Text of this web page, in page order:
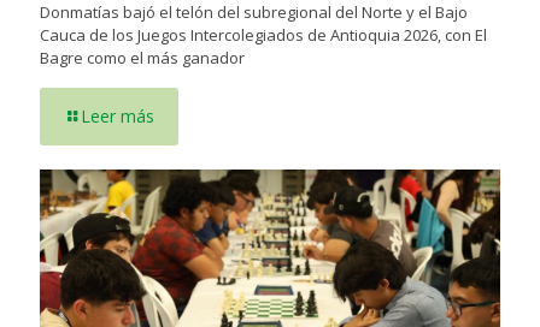
Donmatías bajó el telón del subregional del Norte y el Bajo
Cauca de los Juegos Intercolegiados de Antioquia 2026, con El
Bagre como el más ganador
Leer más